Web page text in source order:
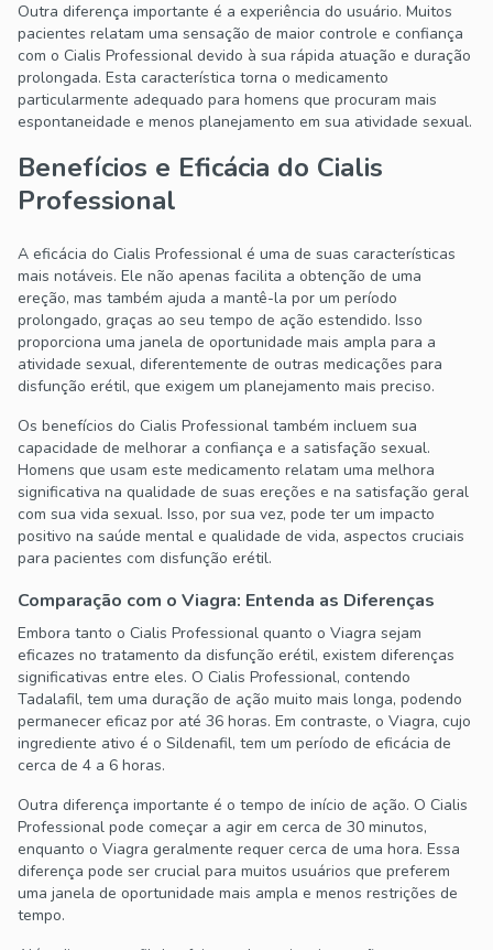
Outra diferença importante é a experiência do usuário. Muitos
pacientes relatam uma sensação de maior controle e confiança
com o Cialis Professional devido à sua rápida atuação e duração
prolongada. Esta característica torna o medicamento
particularmente adequado para homens que procuram mais
espontaneidade e menos planejamento em sua atividade sexual.
Benefícios e Eficácia do Cialis
Professional
A eficácia do Cialis Professional é uma de suas características
mais notáveis. Ele não apenas facilita a obtenção de uma
ereção, mas também ajuda a mantê-la por um período
prolongado, graças ao seu tempo de ação estendido. Isso
proporciona uma janela de oportunidade mais ampla para a
atividade sexual, diferentemente de outras medicações para
disfunção erétil, que exigem um planejamento mais preciso.
Os benefícios do Cialis Professional também incluem sua
capacidade de melhorar a confiança e a satisfação sexual.
Homens que usam este medicamento relatam uma melhora
significativa na qualidade de suas ereções e na satisfação geral
com sua vida sexual. Isso, por sua vez, pode ter um impacto
positivo na saúde mental e qualidade de vida, aspectos cruciais
para pacientes com disfunção erétil.
Comparação com o Viagra: Entenda as Diferenças
Embora tanto o Cialis Professional quanto o Viagra sejam
eficazes no tratamento da disfunção erétil, existem diferenças
significativas entre eles. O Cialis Professional, contendo
Tadalafil, tem uma duração de ação muito mais longa, podendo
permanecer eficaz por até 36 horas. Em contraste, o Viagra, cujo
ingrediente ativo é o Sildenafil, tem um período de eficácia de
cerca de 4 a 6 horas.
Outra diferença importante é o tempo de início de ação. O Cialis
Professional pode começar a agir em cerca de 30 minutos,
enquanto o Viagra geralmente requer cerca de uma hora. Essa
diferença pode ser crucial para muitos usuários que preferem
uma janela de oportunidade mais ampla e menos restrições de
tempo.